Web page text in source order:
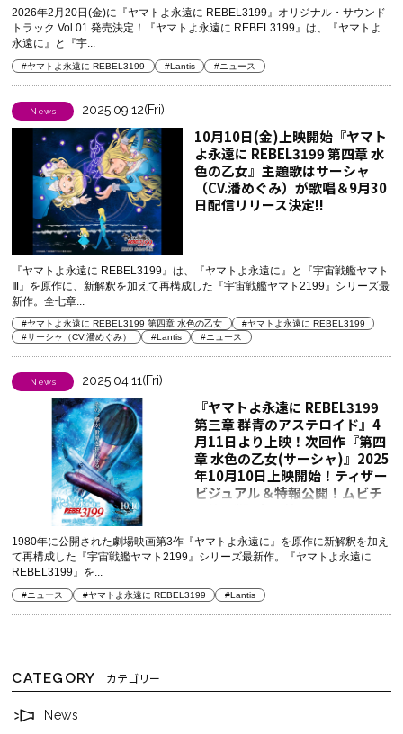
2026年2月20日(金)に『ヤマトよ永遠に REBEL3199』オリジナル・サウンド
トラック Vol.01 発売決定！『ヤマトよ永遠に REBEL3199』は、『ヤマトよ
永遠に』と『宇...
#ヤマトよ永遠に REBEL3199 #Lantis #ニュース
News 2025.09.12(Fri)
10月10日(金)上映開始『ヤマト
よ永遠に REBEL3199 第四章 水
色の乙女』主題歌はサーシャ
（CV.潘めぐみ）が歌唱＆9月30
日配信リリース決定!!
『ヤマトよ永遠に REBEL3199』は、『ヤマトよ永遠に』と『宇宙戦艦ヤマト
Ⅲ』を原作に、新解釈を加えて再構成した『宇宙戦艦ヤマト2199』シリーズ最
新作。全七章...
#ヤマトよ永遠に REBEL3199 第四章 水色の乙女
#ヤマトよ永遠に REBEL3199
#サーシャ（CV.潘めぐみ）
#Lantis #ニュース
News 2025.04.11(Fri)
『ヤマトよ永遠に REBEL3199
第三章 群青のアステロイド』4
月11日より上映！次回作『第四
章 水色の乙女(サーシャ)』2025
年10月10日上映開始！ティザー
ビジュアル＆特報公開！ムビチ
1980年に公開された劇場映画第3作『ヤマトよ永遠に』を原作に新解釈を加え
て再構成した『宇宙戦艦ヤマト2199』シリーズ最新作。『ヤマトよ永遠に
REBEL3199』を...
#ニュース #ヤマトよ永遠に REBEL3199 #Lantis
CATEGORY カテゴリー
News